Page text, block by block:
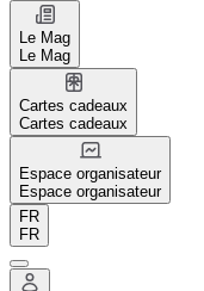
Le Mag
Le Mag
Cartes cadeaux
Cartes cadeaux
Espace organisateur
Espace organisateur
FR
FR